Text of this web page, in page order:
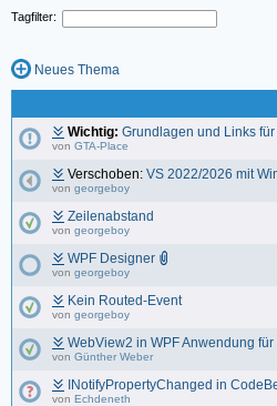
Tagfilter:
Neues Thema
Wichtig: Grundlagen und Links
von GTA-Place
Verschoben: VS 2022/2026 mit
von georgeboy
Zeilenabstand
von georgeboy
WPF Designer
von georgeboy
Kein Routed-Event
von georgeboy
WebView2 in WPF Anwendung
von Günther Weber
INotifyPropertyChanged in
von Echdeneth